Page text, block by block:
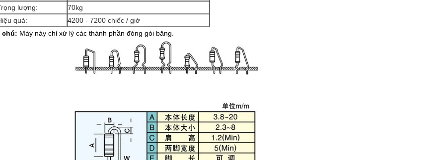
lượng:
70kg
quả:
4200 - 7200 chiếc / giờ
chú: Máy này chỉ xử lý các thành phần đóng gói băng.